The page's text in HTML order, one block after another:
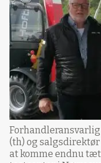
(th) og
at komme endnu